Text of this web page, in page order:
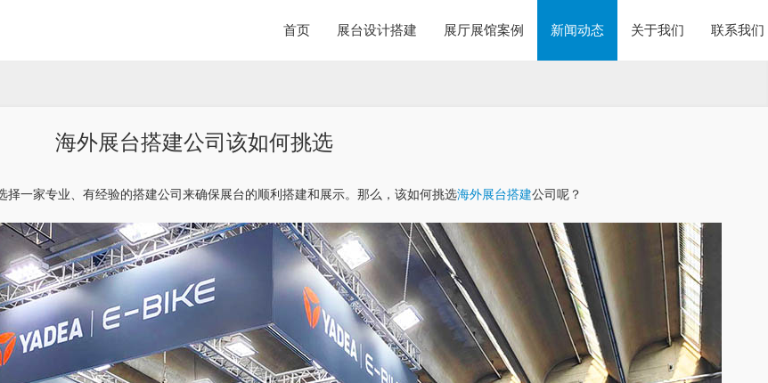
首页 展台设计搭建 展厅展馆案例 新闻动态 关于我们 联系我们
海外展台搭建公司该如何挑选
一家专业、有经验的搭建公司来确保展台的顺利搭建和展示。那么，该如何挑选海外展台搭建公司呢？